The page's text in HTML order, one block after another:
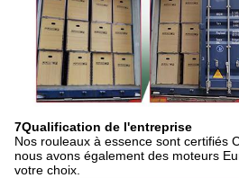
7Qualification de l'entreprise
Nos rouleaux à essence sont certifiés
nous avons également des moteurs
votre choix.